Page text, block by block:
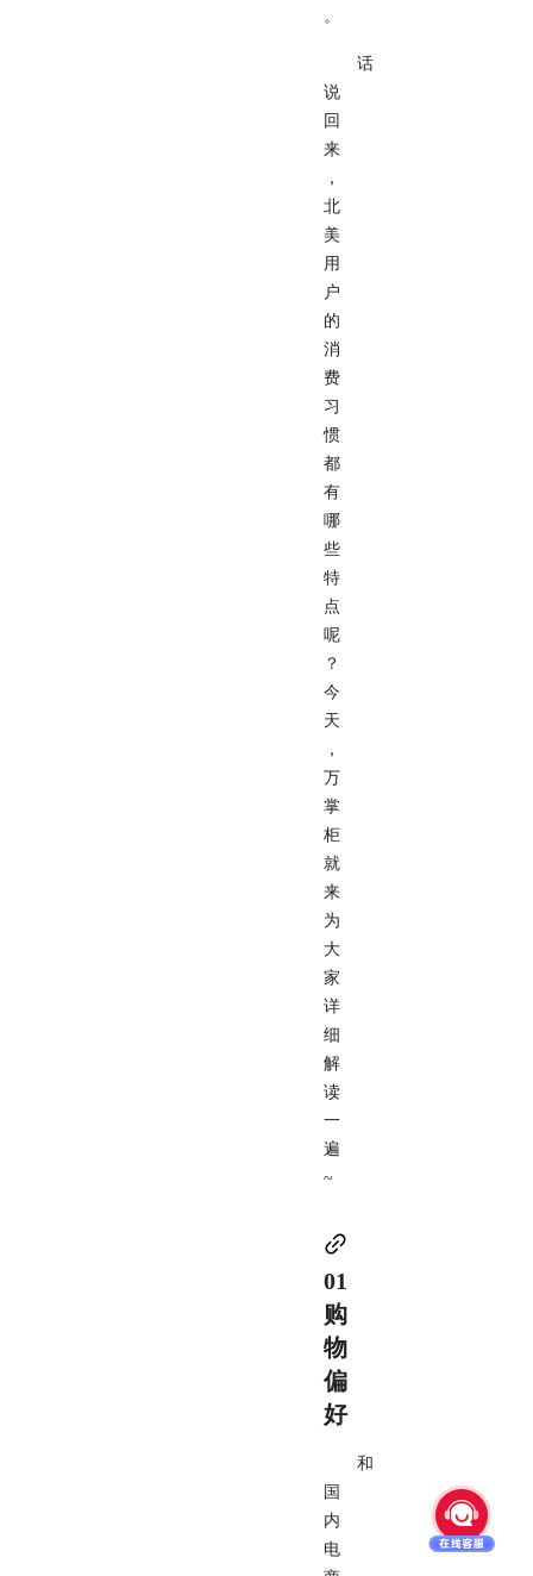
。
话
说
回
来
，
北
美
用
户
的
消
费
习
惯
都
有
哪
些
特
点
呢
？
今
天
，
万
掌
柜
就
来
为
大
家
详
细
解
读
一
遍
~
01
购
物
偏
好
和
国
内
电